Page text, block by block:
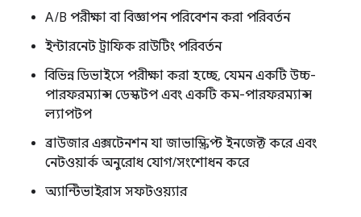
A/B পরীক্ষা বা বিজ্ঞাপন পরিবেশন করা পরিবর্তন
ইন্টারনেট ট্রাফিক রাউটিং পরিবর্তন
বিভিন্ন ডিভাইসে পরীক্ষা করা হচ্ছে, যেমন একটি উচ্চ-
পারফরম্যান্স ডেস্কটপ এবং একটি কম-পারফরম্যান্স
ল্যাপটপ
ব্রাউজার এক্সটেনশন যা জাভাস্ক্রিপ্ট ইনজেক্ট করে এবং
নেটওয়ার্ক অনুরোধ যোগ/সংশোধন করে
অ্যান্টিভাইরাস সফটওয়্যার